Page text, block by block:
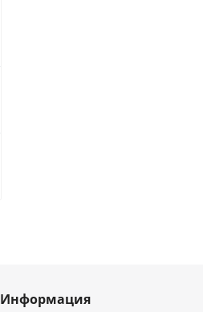
Информация